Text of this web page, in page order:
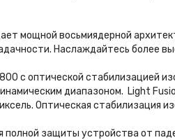
мощной восьмиядерной
Наслаждайтесь более
с оптической стабилизацией
диапазоном. Light
Оптическая стабилизация
полной защиты устройства от